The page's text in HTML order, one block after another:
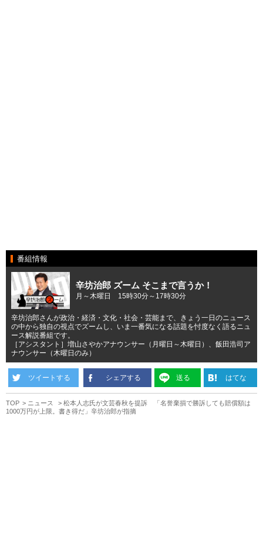
番組情報
辛坊治郎 ズーム そこまで言うか！
月～木曜日 15時30分～17時30分
辛坊治郎さんが政治・経済・文化・社会・芸能まで、きょう一日のニュース
の中から独自の視点でズームし、いま一番気になる話題を忖度なく語るニュ
ース解説番組です。
［アシスタント］増山さやかアナウンサー（月曜日～木曜日）、飯田浩司ア
ナウンサー（木曜日のみ）
ツイートする シェアする 送る はてな
TOP ニュース
松本人志氏が文芸春秋を提訴 「名誉棄損で勝訴しても賠償額は
1000万円が上限。書き得だ」辛坊治郎が指摘